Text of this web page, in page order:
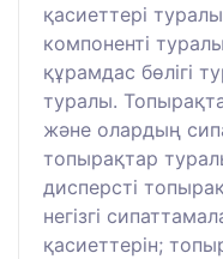
қасиеттері
компоненті
құрамдас бөлігі
туралы.
және олардың
топырақтар
дисперсті
негізгі
қасиеттерін;